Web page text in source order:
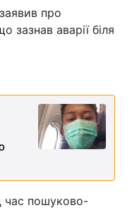
про
зазнав аварії біля
час пошуково-